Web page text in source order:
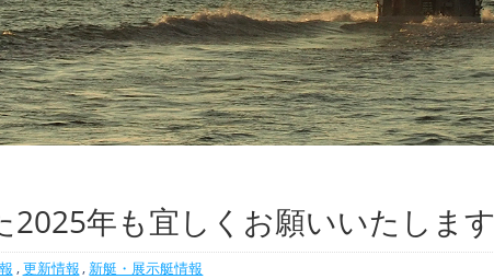
年も宜しくお願いいたします
,更新情報, 新艇・展示艇情報